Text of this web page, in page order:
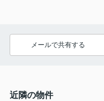
メールで共有する
近隣の物件